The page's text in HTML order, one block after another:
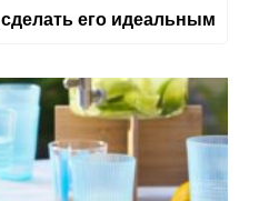
его идеальным